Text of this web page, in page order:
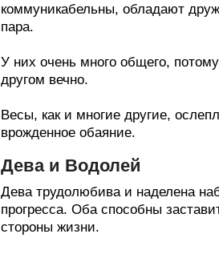
коммуникабельны, обладают
пара.
У них очень много общего,
другом вечно.
Весы, как и многие другие,
врожденное обаяние.
Дева и Водолей
Дева трудолюбива и наделена
прогресса. Оба способны
стороны жизни.